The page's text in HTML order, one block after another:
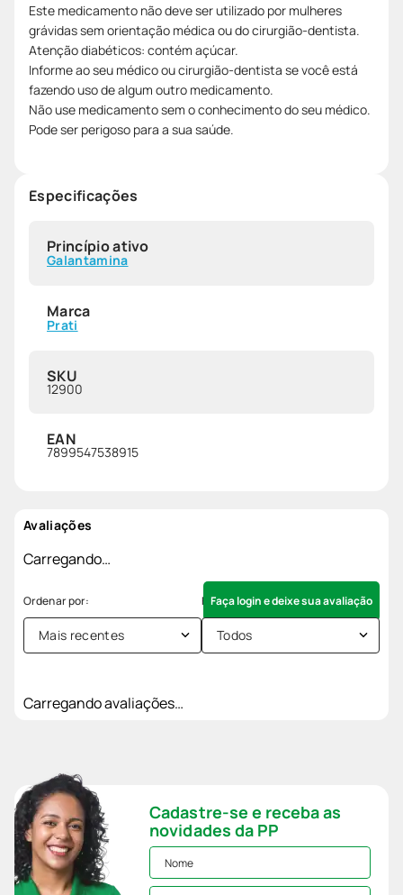
Este medicamento não deve ser utilizado por mulheres
grávidas sem orientação médica ou do cirurgião-dentista.
Atenção diabéticos: contém açúcar.
Informe ao seu médico ou cirurgião-dentista se você está
fazendo uso de algum outro medicamento.
Não use medicamento sem o conhecimento do seu médico.
Pode ser perigoso para a sua saúde.
Especificações
Princípio ativo
Galantamina
Marca
Prati
SKU
12900
EAN
7899547538915
Avaliações
Carregando…
Faça login e deixe sua avaliação
Mais recentes Todos
Carregando avaliações…
Cadastre-se e receba as
novidades da PP